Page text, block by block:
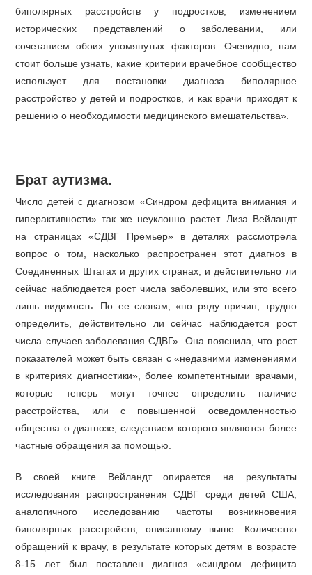
биполярных расстройств у подростков, изменением
исторических представлений о заболевании, или
сочетанием обоих упомянутых факторов. Очевидно, нам
стоит больше узнать, какие критерии врачебное сообщество
использует для постановки диагноза биполярное
расстройство у детей и подростков, и как врачи приходят к
решению о необходимости медицинского вмешательства».
Брат аутизма.
Число детей с диагнозом «Синдром дефицита внимания и
гиперактивности» так же неуклонно растет. Лиза Вейландт
на страницах «СДВГ Премьер» в деталях рассмотрела
вопрос о том, насколько распространен этот диагноз в
Соединенных Штатах и других странах, и действительно ли
сейчас наблюдается рост числа заболевших, или это всего
лишь видимость. По ее словам, «по ряду причин, трудно
определить, действительно ли сейчас наблюдается рост
числа случаев заболевания СДВГ». Она пояснила, что рост
показателей может быть связан с «недавними изменениями
в критериях диагностики», более компетентными врачами,
которые теперь могут точнее определить наличие
расстройства, или с повышенной осведомленностью
общества о диагнозе, следствием которого являются более
частные обращения за помощью.
В своей книге Вейландт опирается на результаты
исследования распространения СДВГ среди детей США,
аналогичного исследованию частоты возникновения
биполярных расстройств, описанному выше. Количество
обращений к врачу, в результате которых детям в возрасте
8-15 лет был поставлен диагноз «синдром дефицита